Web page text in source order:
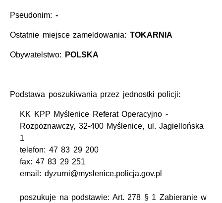
Pseudonim: -
Ostatnie miejsce zameldowania: TOKARNIA
Obywatelstwo: POLSKA
Podstawa poszukiwania przez jednostki policji:
KK KPP Myślenice Referat Operacyjno -
Rozpoznawczy, 32-400 Myślenice, ul. Jagiellońska
1
telefon: 47 83 29 200
fax: 47 83 29 251
email: dyzurni@myslenice.policja.gov.pl
poszukuje na podstawie: Art. 278 § 1 Zabieranie w